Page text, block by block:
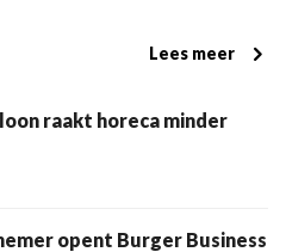
Lees meer
raakt horeca minder
opent Burger Business